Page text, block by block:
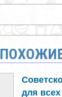
для